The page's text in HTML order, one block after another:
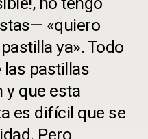
«quiero
ya». Todo
pastillas
y que esta
es difícil que se